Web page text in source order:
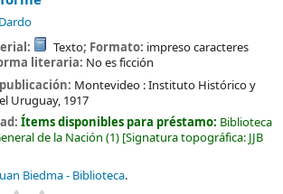
Texto; Formato: impreso caracteres
literaria: No es ficción
Montevideo :Instituto Histórico y
Uruguay, 1917
Ítems disponibles para préstamo: Biblioteca
de la Nación (1) Signatura topográfica: JJB
Biedma - Biblioteca.